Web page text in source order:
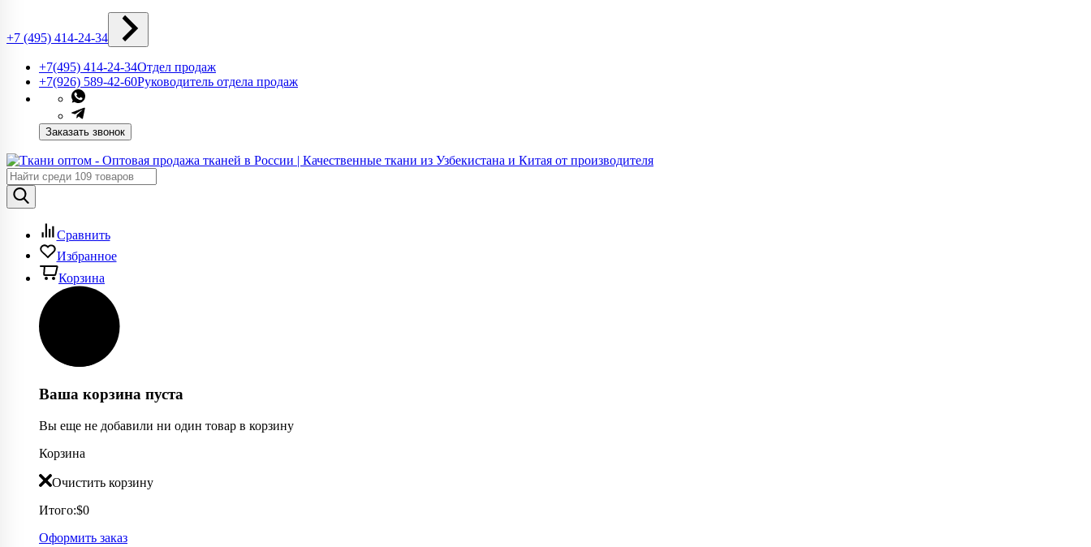
+7 (495) 414-24-34
+7(495) 414-24-34​Отдел продаж
+7(926) 589-42-60Руководитель отдела продаж
Заказать звонок
Сравнить
Избранное
Корзина
Ваша корзина пуста
Вы еще не добавили ни один товар в корзину
Корзина
Очистить корзину
Итого:$0
Оформить заказ